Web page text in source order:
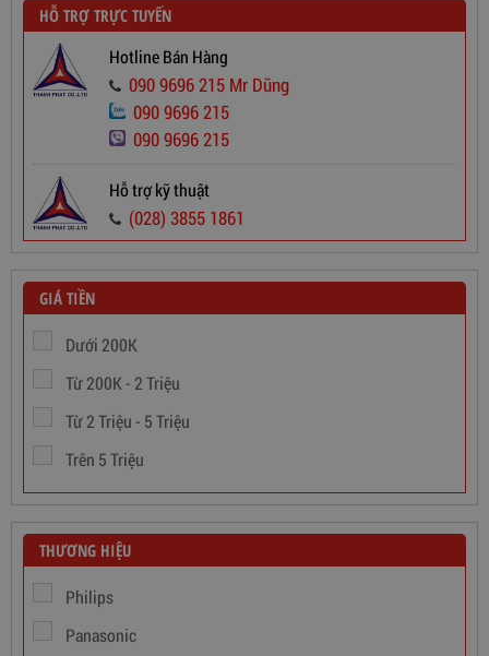
Dây Cáp Điện 1 Ruột Cadivi CV 2,5
565,000 đ
HỖ TRỢ TRỰC TUYẾN
Hotline Bán Hàng
090 9696 215 Mr Dũng
090 9696 215
090 9696 215
Hỗ trợ kỹ thuật
(028) 3855 1861
GIÁ TIỀN
Dưới 200K
Từ 200K - 2 Triệu
Từ 2 Triệu - 5 Triệu
Trên 5 Triệu
THƯƠNG HIỆU
Philips
Panasonic